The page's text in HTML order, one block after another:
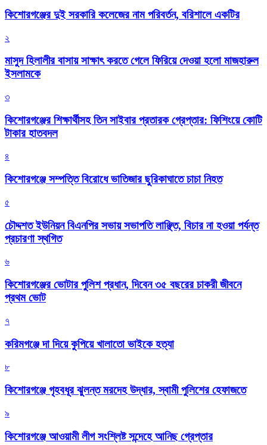
কিশোরগঞ্জের দুই সরকারি কলেজের নাম পরিবর্তন, বরিশালে একটির
২
মাসুদ হিলালীর বাসায় সাক্ষাৎ করতে গেলে ফিরিয়ে দেওয়া হলো মাজহারুল
ইসলামকে
৩
কিশোরগঞ্জের শিক্ষার্থীসহ তিন সাইবার প্রতারক গ্রেপ্তার: ফিশিংয়ে কোটি
টাকার হাতবদল
৪
কিশোরগঞ্জে সম্পত্তি বিরোধে ভাতিজার ছুরিকাঘাতে চাচা নিহত
৫
চৌদ্দশত ইউনিয়ন বিএনপির সভায় সভাপতি লাঞ্ছিত, বিচার না হওয়া পর্যন্ত
প্রচারণা স্থগিত
৬
কিশোরগঞ্জের ভোটার পুলিশ প্রধান, দিবেন ৩৫ বছরের চাকরী জীবনে
প্রথম ভোট
৭
করিমগঞ্জে দা দিয়ে কুপিয়ে খালাতো ভাইকে হত্যা
৮
কিশোরগঞ্জে গৃহবধূর ঝুলন্ত মরদেহ উদ্ধার, স্বামী পুলিশের হেফাজতে
৯
কিশোরগঞ্জে আওয়ামী লীগ সংশ্লিষ্ট সন্দেহে আনিছ গ্রেপ্তার